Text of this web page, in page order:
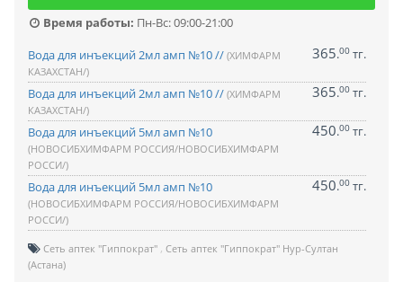
Время работы: Пн-Вс: 09:00-21:00
Вода для инъекций 2мл амп №10 // (ХИМФАРМ
КАЗАХСТАН/)
365.00 тг.
Вода для инъекций 2мл амп №10 // (ХИМФАРМ
КАЗАХСТАН/)
365.00 тг.
Вода для инъекций 5мл амп №10
(НОВОСИБХИМФАРМ РОССИЯ/НОВОСИБХИМФАРМ
РОССИ/)
450.00 тг.
Вода для инъекций 5мл амп №10
(НОВОСИБХИМФАРМ РОССИЯ/НОВОСИБХИМФАРМ
РОССИ/)
450.00 тг.
Сеть аптек "Гиппократ" Сеть аптек "Гиппократ" Нур-Султан
(Астана)